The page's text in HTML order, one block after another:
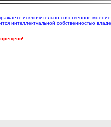
исключительно собственное
интеллектуальной собственностью